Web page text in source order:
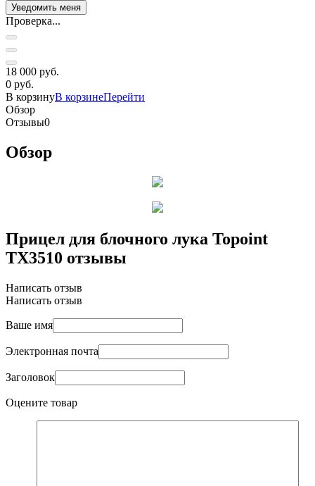
Проверка...
18 000 руб.
0 руб.
В корзинуВ корзинеПерейти
Обзор
Отзывы0
Обзор
Прицел для блочного лука Topoint
TX3510 отзывы
Написать отзыв
Написать отзыв
Ваше имя
Электронная почта
Заголовок
Оцените товар